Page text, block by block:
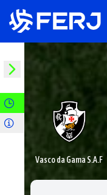
Vasco da Gama S.A.F